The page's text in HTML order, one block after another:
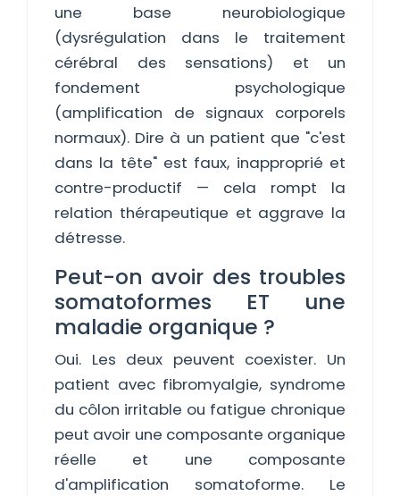
une base neurobiologique
(dysrégulation dans le traitement
cérébral des sensations) et un
fondement psychologique
(amplification de signaux corporels
normaux). Dire à un patient que "c'est
dans la tête" est faux, inapproprié et
contre-productif — cela rompt la
relation thérapeutique et aggrave la
détresse.
Peut-on avoir des troubles
somatoformes ET une
maladie organique ?
Oui. Les deux peuvent coexister. Un
patient avec fibromyalgie, syndrome
du côlon irritable ou fatigue chronique
peut avoir une composante organique
réelle et une composante
d'amplification somatoforme. Le